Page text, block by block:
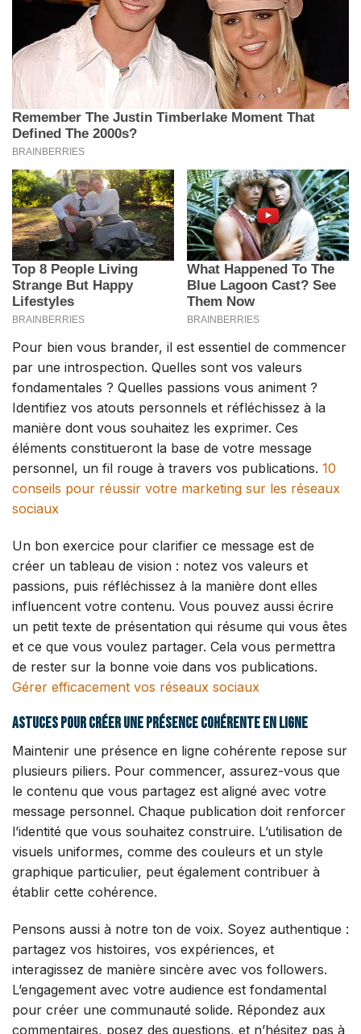
Pour bien vous brander, il est essentiel de commencer
par une introspection. Quelles sont vos valeurs
fondamentales ? Quelles passions vous animent ?
Identifiez vos atouts personnels et réfléchissez à la
manière dont vous souhaitez les exprimer. Ces
éléments constitueront la base de votre message
personnel, un fil rouge à travers vos publications. 10
conseils pour réussir votre marketing sur les réseaux
sociaux
Un bon exercice pour clarifier ce message est de
créer un tableau de vision : notez vos valeurs et
passions, puis réfléchissez à la manière dont elles
influencent votre contenu. Vous pouvez aussi écrire
un petit texte de présentation qui résume qui vous êtes
et ce que vous voulez partager. Cela vous permettra
de rester sur la bonne voie dans vos publications.
Gérer efficacement vos réseaux sociaux
Astuces pour créer une présence cohérente en ligne
Maintenir une présence en ligne cohérente repose sur
plusieurs piliers. Pour commencer, assurez-vous que
le contenu que vous partagez est aligné avec votre
message personnel. Chaque publication doit renforcer
l’identité que vous souhaitez construire. L’utilisation de
visuels uniformes, comme des couleurs et un style
graphique particulier, peut également contribuer à
établir cette cohérence.
Pensons aussi à notre ton de voix. Soyez authentique :
partagez vos histoires, vos expériences, et
interagissez de manière sincère avec vos followers.
L’engagement avec votre audience est fondamental
pour créer une communauté solide. Répondez aux
commentaires, posez des questions, et n’hésitez pas à